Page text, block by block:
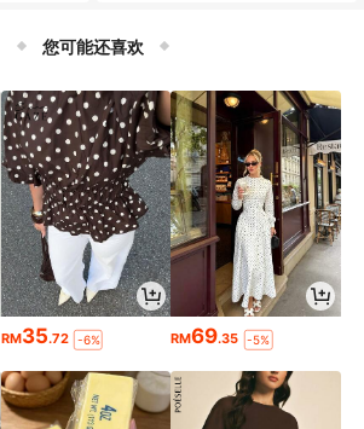
您可能还喜欢
RM35.72 -6% RM69.35 -5%